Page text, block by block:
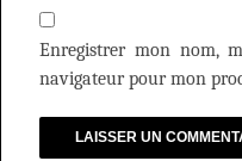
Enregistrer mon nom,
navigateur pour mon